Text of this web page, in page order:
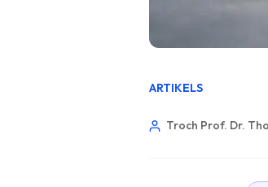
ARTIKELS
Troch Prof. Dr.